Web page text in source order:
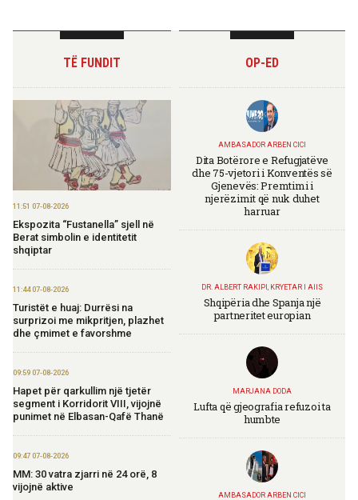
TË FUNDIT
11:51 07-08-2026
Ekspozita “Fustanella” sjell në
Berat simbolin e identitetit
shqiptar
11:44 07-08-2026
Turistët e huaj: Durrësi na
surprizoi me mikpritjen, plazhet
dhe çmimet e favorshme
09:59 07-08-2026
Hapet për qarkullim një tjetër
segment i Korridorit VIII, vijojnë
punimet në Elbasan-Qafë Thanë
09:47 07-08-2026
MM: 30 vatra zjarri në 24 orë, 8
vijojnë aktive
OP-ED
AMBASADOR ARBEN CICI
Dita Botërore e Refugjatëve
dhe 75-vjetori i Konventës së
Gjenevës: Premtimi i
njerëzimit që nuk duhet
harruar
DR. ALBERT RAKIPI, KRYETAR I AIIS
Shqipëria dhe Spanja një
partneritet europian
MARJANA DODA
Lufta që gjeografia refuzoi ta
humbte
AMBASADOR ARBEN CICI